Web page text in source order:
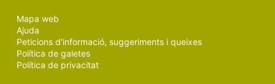
Mapa web
Ajuda
Peticions d'informació, suggeriments i queixes
Política de galetes
Política de privacitat